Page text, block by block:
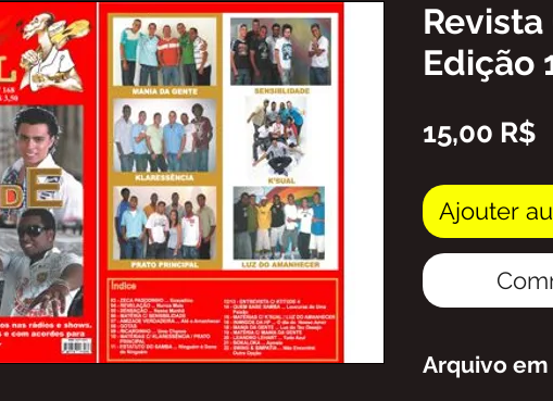
Edição
15,00 R$
Ajouter
Arquivo em